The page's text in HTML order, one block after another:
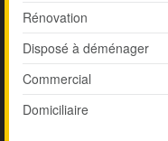
Rénovation
Disposé à déménager
Commercial
Domiciliaire